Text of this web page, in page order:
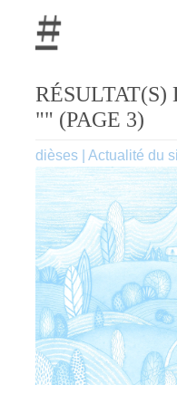
RÉSULTAT(S)
"" (PAGE 3)
dièses Actualité du